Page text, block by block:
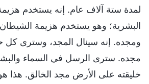
لمدة ستة آلاف عام. إنه يستخدم
البشرية؛ وهو يستخدم هزيمة
ومجده. إنه سينال المجد، وسترى كل
مجده. سترى الرسل في السماء
خليقته على الأرض مجد الخالق. هذا